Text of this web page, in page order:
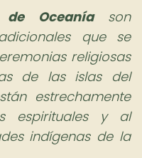
de Oceaníason
que se
religiosas
de las islas del
estrechamente
espirituales y al
indígenas de la